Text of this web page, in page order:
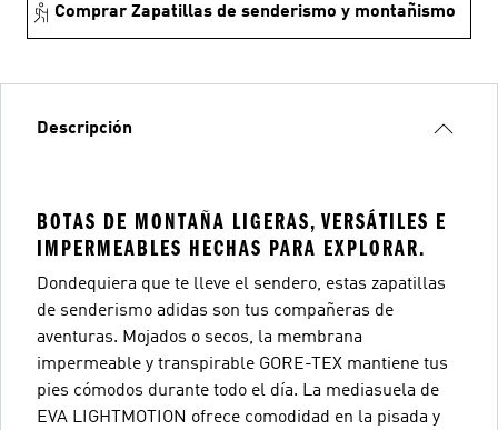
Comprar Zapatillas de senderismo y montañismo
Descripción
BOTAS DE MONTAÑA LIGERAS, VERSÁTILES E
IMPERMEABLES HECHAS PARA EXPLORAR.
Dondequiera que te lleve el sendero, estas zapatillas
de senderismo adidas son tus compañeras de
aventuras. Mojados o secos, la membrana
impermeable y transpirable GORE-TEX mantiene tus
pies cómodos durante todo el día. La mediasuela de
EVA LIGHTMOTION ofrece comodidad en la pisada y